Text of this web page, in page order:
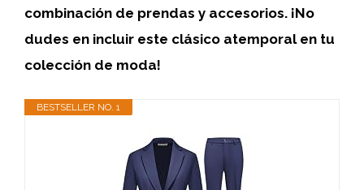
combinación de prendas y accesorios. ¡No
dudes en incluir este clásico atemporal en tu
colección de moda!
BESTSELLER NO. 1